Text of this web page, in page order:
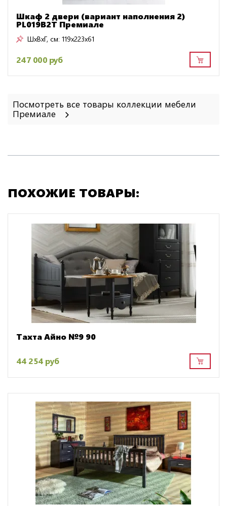
Шкаф 2 двери (вариант наполнения 2)
PL019B2T Премиале
ШxВxГ, см: 119x223x61
247 000 руб
Посмотреть все товары коллекции мебели
Премиале
ПОХОЖИЕ ТОВАРЫ:
Тахта Айно №9 90
44 254 руб